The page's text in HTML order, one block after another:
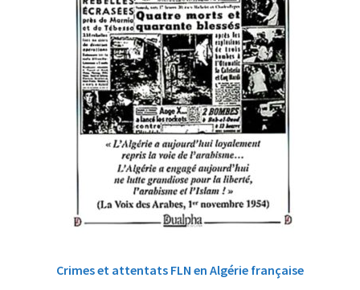
Crimes et attentats FLN en Algérie française